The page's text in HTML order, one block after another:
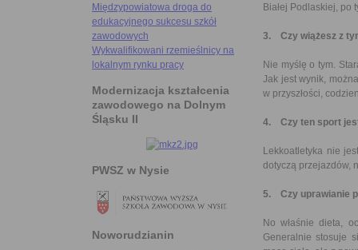
Międzypowiatowa droga do
edukacyjnego sukcesu szkół
zawodowych
Wykwalifikowani rzemieślnicy na
lokalnym rynku pracy
Modernizacja kształcenia
zawodowego na Dolnym
Śląsku II
PWSZ w Nysie
Noworudzianin
Białej Podlaskiej, po
3. Czy wiążesz z
Nie myślę o tym.
Jak jest wynik,
w przyszłości,
4. Czy ten sport jest
Lekkoatletyka nie
dotyczą przejazdów,
5. Czy uprawianie
No właśnie dieta,
Generalnie stosuje